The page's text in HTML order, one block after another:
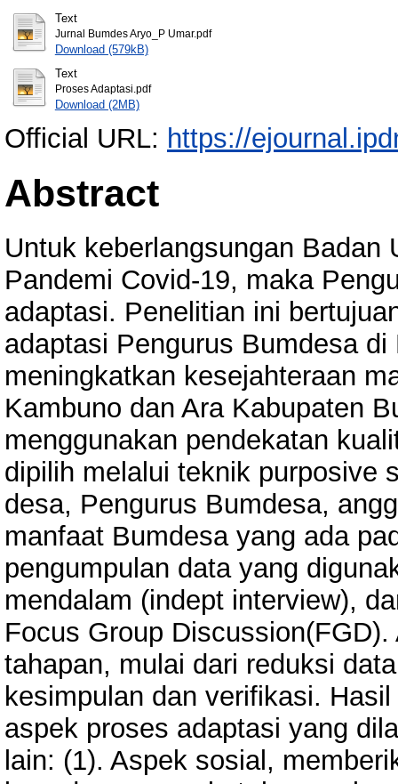
Text
Jurnal Bumdes Aryo_P Umar.pdf
Download (579kB)
Text
Proses Adaptasi.pdf
Download (2MB)
Official URL: https://
Abstract
Untuk keberlangsungan Badan
Pandemi Covid-19, maka
adaptasi. Penelitian ini
adaptasi Pengurus Bumdesa
meningkatkan kesejahteraan
Kambuno dan Ara Kabupaten
menggunakan pendekatan
dipilih melalui teknik purposive
desa, Pengurus Bumdesa,
manfaat Bumdesa yang ada
pengumpulan data yang
mendalam (indept interview),
Focus Group
tahapan, mulai dari reduksi
kesimpulan dan verifikasi.
aspek proses adaptasi yang
lain: (1). Aspek sosial,